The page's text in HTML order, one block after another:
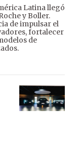
Latina llegó
y Boller.
de impulsar el
fortalecer
de